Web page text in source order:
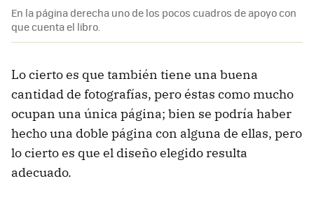
En la página derecha uno de los pocos cuadros de apoyo con
que cuenta el libro.
Lo cierto es que también tiene una buena
cantidad de fotografías, pero éstas como mucho
ocupan una única página; bien se podría haber
hecho una doble página con alguna de ellas, pero
lo cierto es que el diseño elegido resulta
adecuado.